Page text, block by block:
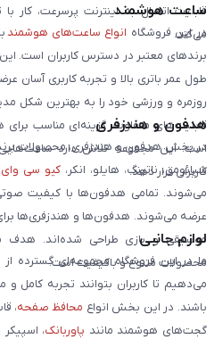
قابلیت اتصال به اینترنت پرسرعت،
می‌کند.
ساعت هوشمند
در این فروشگاه انواع ساعت‌های هوشمند
برندهای معتبر در دسترس کاربران است.
طول عمر باتری بالا و تجربه کاربری آسان
روزمره و ورزشی خود را به بهترین شکل
قابلیت‌های متفاوت، گزینه‌ای مناسب
است. این مجموعه تلاش دارد ساعت‌هایی
کاربران قرار دهد.
هدفون و هندزفری
در بخش هدفون و هندزفری، محصولات
شیائومی، ناتینگ، هایلو، انکر، کیو سی وای
می‌شوند. تمامی هدفون‌ها با کیفیت صوتی
عرضه می‌شوند. هدفون‌ها و هندزفری‌ها
موسیقی و بازی طراحی شده‌اند. هدف
محصولات متنوع و باکیفیت است.
لوازم جانبی
ما در این فروشگاه مجموعه‌ای گسترده از
می‌دهیم تا کاربران بتوانند تجربه کامل
باشند. در این بخش انواع محافظ صفحه،
گجت‌های هوشمند مانند پاوربانک،